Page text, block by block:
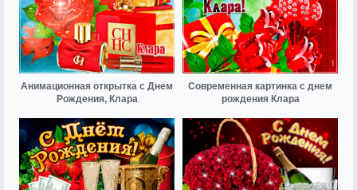
Анимационная открытка с Днем
Рождения, Клара
Современная картинка с днем
рождения Клара